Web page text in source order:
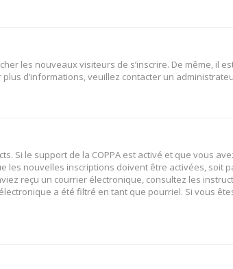
les nouveaux visiteurs de s’inscrire. De même, il
d’informations, veuillez contacter un
Si le support de la COPPA est activé et que vous
nouvelles inscriptions doivent être activées, soit
reçu un courrier électronique, consultez les
a été filtré en tant que pourriel. Si vous